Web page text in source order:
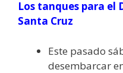
Los tanques para el
Santa Cruz
Este pasado
desembarcar